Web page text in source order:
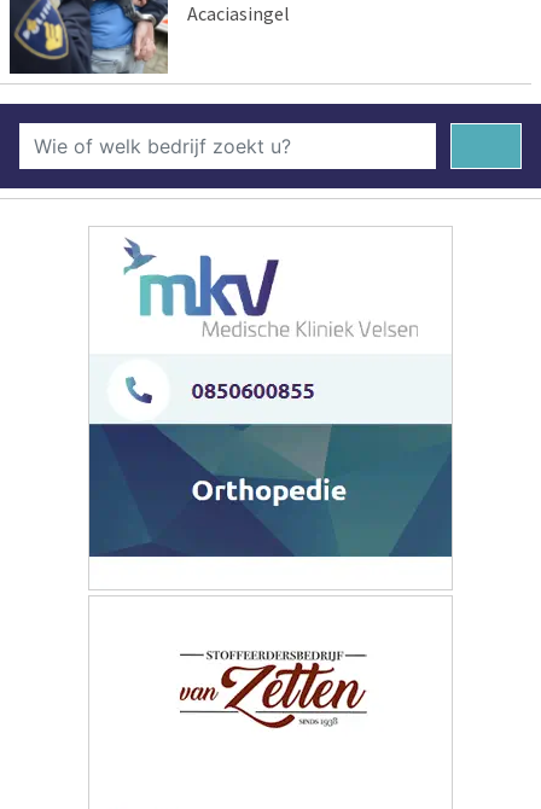
Acaciasingel